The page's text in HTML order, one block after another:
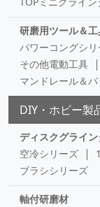
研磨用ツール＆
パワーコングシ
その他電動工具
マンドレール＆パ
DIY・ホビー製
ディスクグライ
空冷シリーズ
ブラシシリーズ
軸付研磨材